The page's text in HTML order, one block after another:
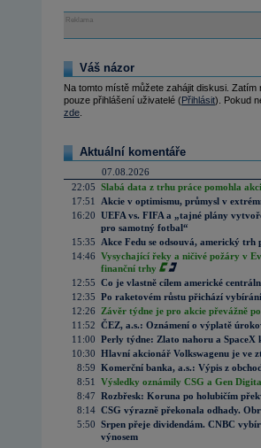
Reklama
Váš názor
Na tomto místě můžete zahájit diskusi.
pouze přihlášení uživatelé (Přihlásit). Pokud
zde
Aktuální komentáře
07.08.2026
22:05 Slabá data z trhu práce pomohla
17:51
Akcie v optimismu, průmysl v
16:20 UEFA vs. FIFA a „tajné plány
pro samotný fotbal“
15:35
Akce Fedu se odsouvá, americký
14:46 Vysychající řeky a ničivé požáry v
finanční trhy
12:55 Co je vlastně cílem americké
12:35 Po raketovém růstu přichází
12:26
Závěr týdne je pro akcie převážně
11:52 ČEZ, a.s.: Oznámení o výplatě
11:00 Perly týdne: Zlato nahoru a SpaceX
10:30 Hlavní akcionář Volkswagenu je ve
8:59 Komerční banka, a.s.: Výpis z
8:51
Výsledky oznámily CSG a Gen
8:47 Rozbřesk: Koruna po holubičím
8:14 CSG výrazně překonala odhady.
5:50 Srpen přeje dividendám. CNBC
výnosem